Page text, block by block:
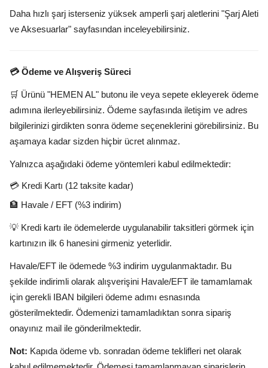
Daha hızlı şarj isterseniz yüksek amperli şarj aletlerini "Şarj Aleti
ve Aksesuarlar" sayfasından inceleyebilirsiniz.
💳 Ödeme ve Alışveriş Süreci
🛒 Ürünü "HEMEN AL" butonu ile veya sepete ekleyerek ödeme
adımına ilerleyebilirsiniz. Ödeme sayfasında iletişim ve adres
bilgilerinizi girdikten sonra ödeme seçeneklerini görebilirsiniz. Bu
aşamaya kadar sizden hiçbir ücret alınmaz.
Yalnızca aşağıdaki ödeme yöntemleri kabul edilmektedir:
💳 Kredi Kartı (12 taksite kadar)
🏦 Havale / EFT (%3 indirim)
💡 Kredi kartı ile ödemelerde uygulanabilir taksitleri görmek için
kartınızın ilk 6 hanesini girmeniz yeterlidir.
Havale/EFT ile ödemede %3 indirim uygulanmaktadır. Bu
şekilde indirimli olarak alışverişini Havale/EFT ile tamamlamak
için gerekli IBAN bilgileri ödeme adımı esnasında
gösterilmektedir. Ödemenizi tamamladıktan sonra sipariş
onayınız mail ile gönderilmektedir.
Not: Kapıda ödeme vb. sonradan ödeme teklifleri net olarak